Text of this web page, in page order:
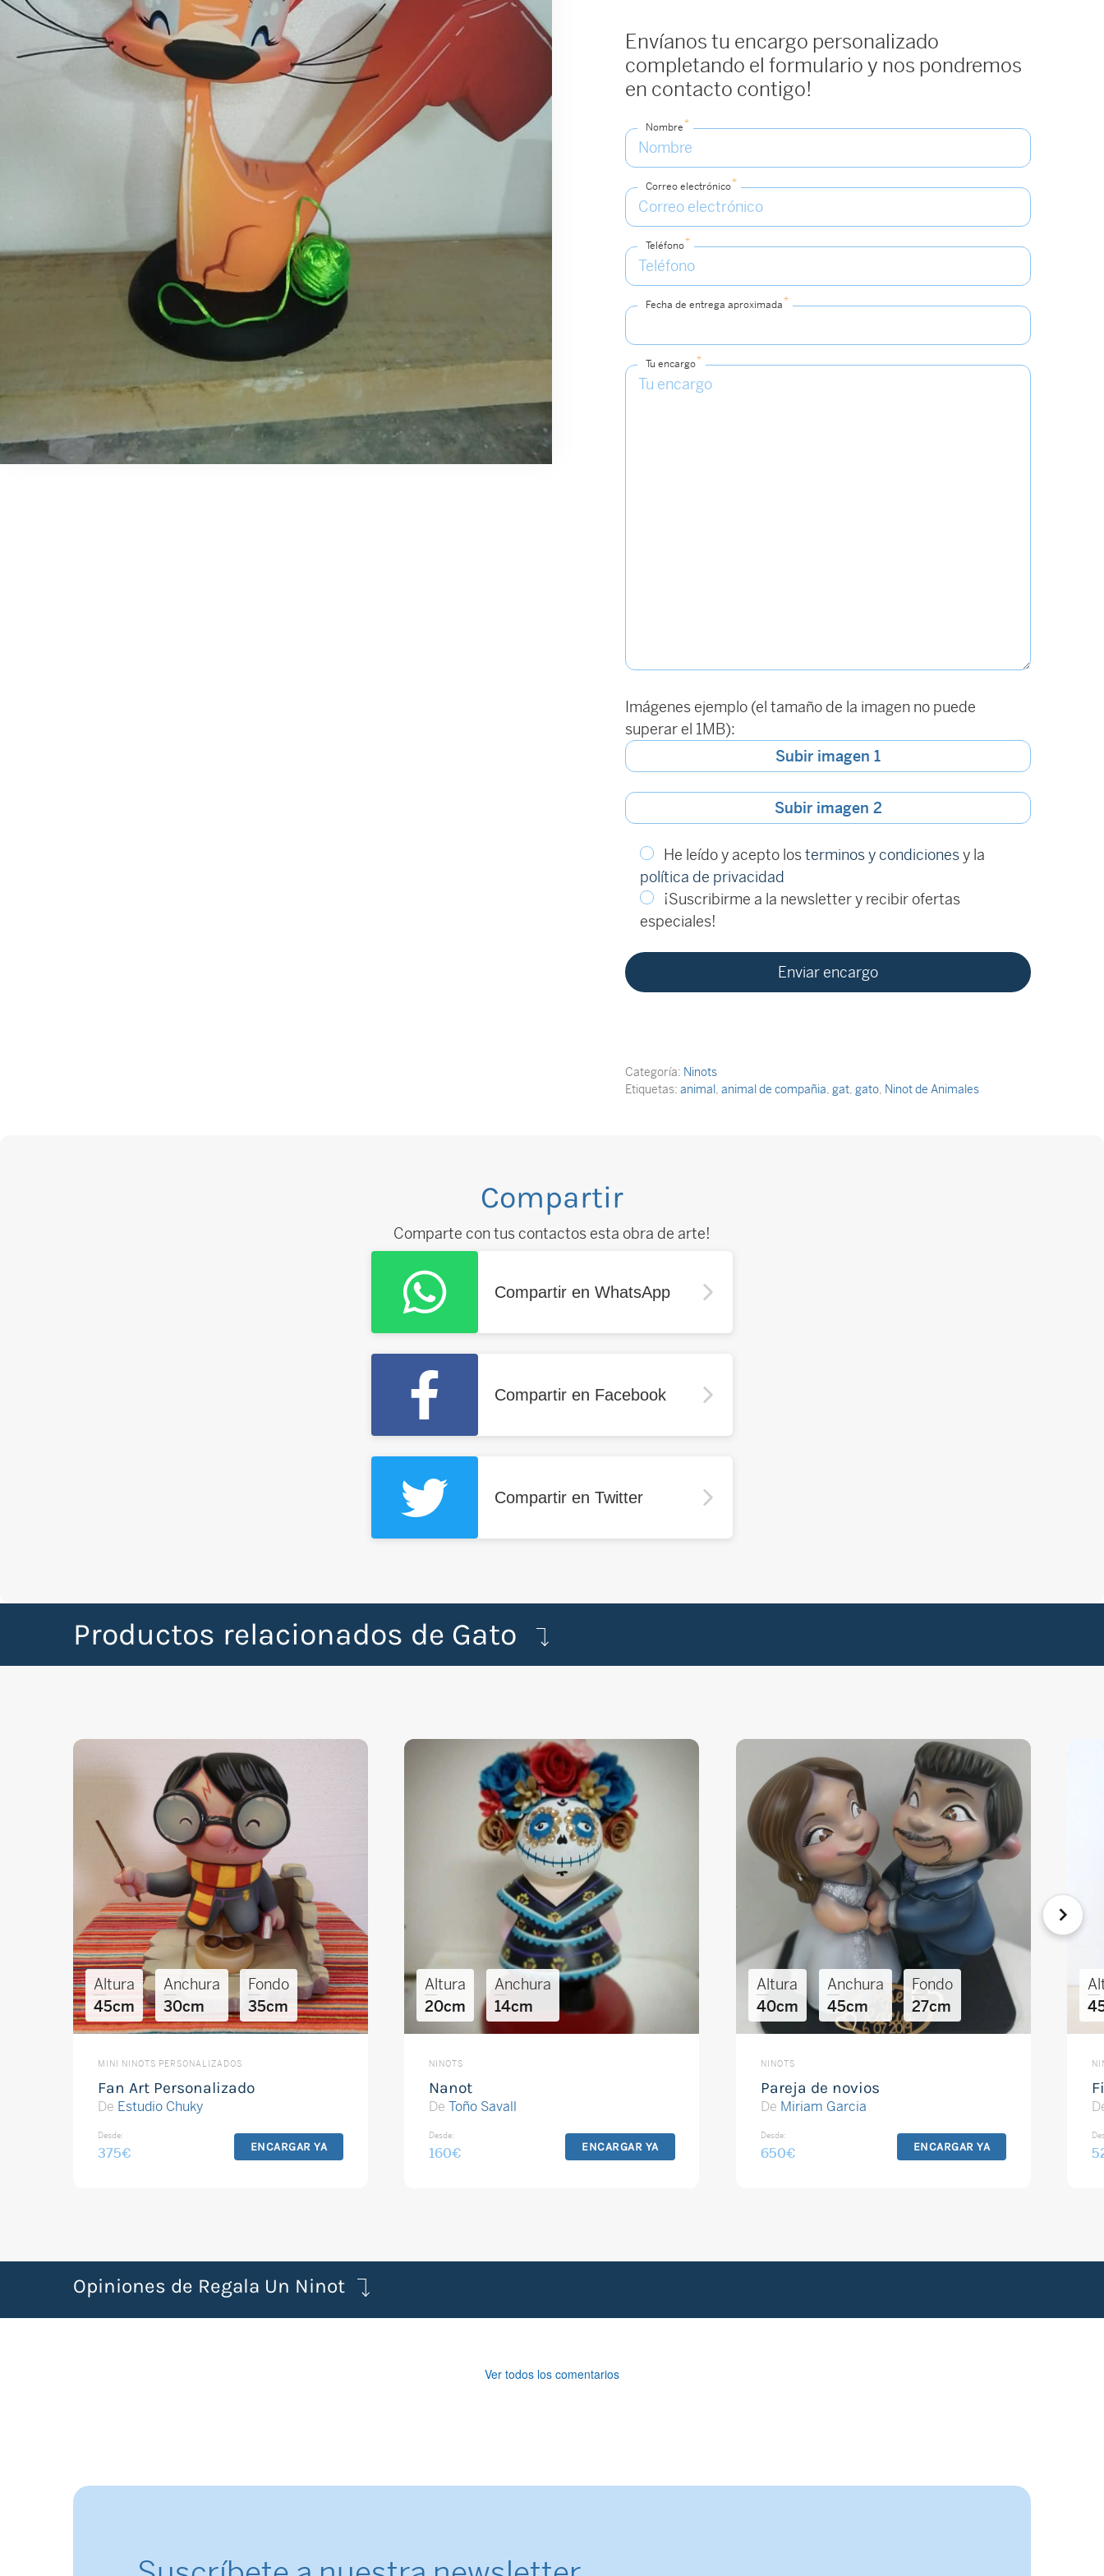
Envíanos tu encargo personalizado
completando el formulario y nos pondremos
en contacto contigo!
Nombre*
Correo electrónico*
Teléfono*
Fecha de entrega aproximada*
Tu encargo*
Imágenes ejemplo (el tamaño de la imagen no puede
superar el 1MB):
Subir imagen 1
Subir imagen 2
He leído y acepto losterminos y condicionesy la
política de privacidad
¡Suscribirme a la newsletter y recibir ofertas
especiales!
Categoría: Ninots
Etiquetas: animal, animal de compañia, gat, gato, Ninot de Animales
Compartir
Comparte con tus contactos esta obra de arte!
Compartir en WhatsApp
Compartir en Facebook
Compartir en Twitter
Productos relacionados de Gato
Altura
45cm
Anchura
30cm
Fondo
35cm
MINI NINOTS PERSONALIZADOS
Fan Art Personalizado
De Estudio Chuky
Desde:
375€ ENCARGAR YA
Altura
20cm
Anchura
14cm
NINOTS
Nanot
DeToño Savall
Desde:
160€ ENCARGAR YA
Altura
40cm
Anchura
45cm
Fondo
27cm
NINOTS
Pareja de novios
De Miriam Garcia
Desde:
650€ ENCARGAR YA
Opiniones de Regala Un Ninot
Ver todos los comentarios